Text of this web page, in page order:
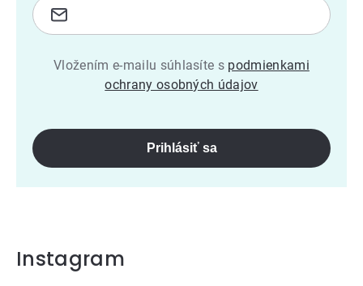
Vložením e-mailu súhlasíte s podmienkami
ochrany osobných údajov
Prihlásiť sa
Instagram